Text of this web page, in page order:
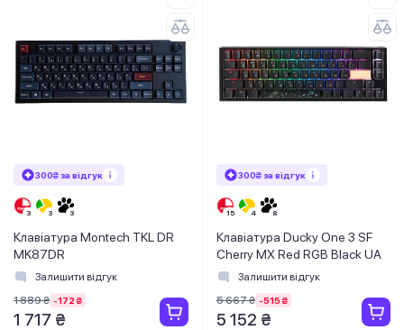
300₴ за відгук
Клавіатура Montech TKL DR
MK87DR
Залишити відгук
1 889 ₴ -172 ₴
1 717 ₴
300₴ за відгук
Клавіатура Ducky One 3 SF
Cherry MX Red RGB Black UA
Залишити відгук
5 667 ₴ -515 ₴
5 152 ₴